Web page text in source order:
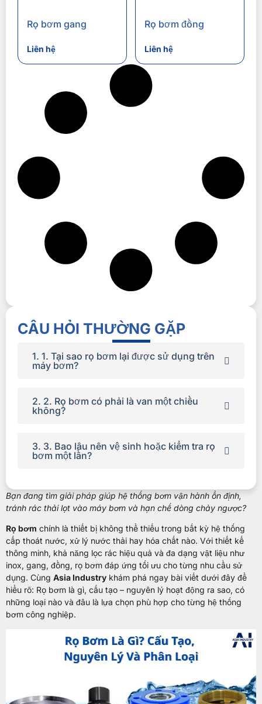
Rọ bơm gang
Liên hệ
Rọ bơm đồng
Liên hệ
CÂU HỎI THƯỜNG GẶP
1. 1. Tại sao rọ bơm lại được sử dụng trên
máy bơm?
Rọ bơm được lắp ở đầu hút của máy bơm
nhằm ngăn rác, cặn bẩn lọt vào bên trong
động.
Nhờ đó, máy bơm khởi động dễ hơn, tránh
định, bền bỉ hơn.
2. 2. Rọ bơm có phải là van một chiều
không?
Rọ bơm không hoàn toàn là van một chiều,
nhưng bên trong rọ bơm có tích hợp van
Van này cho phép nước chỉ chảy theo một
hướng vào máy bơm và tự động đóng lại khi
bơm dừng, ngăn dòng chảy ngược. Điểm
khác biệt là rọ bơm còn cólưới lọc rác,
trong khi van một chiều thông thường không
có chức năng lọc.
3. 3. Bao lâu nên vệ sinh hoặc kiểm tra rọ
bơm một lần?
Thời gian vệ sinh rọ bơm phụ thuộc vào
môi trường sử dụng, thông thường nên
Với hệ thống hút nước thải, ao hồ hoặc
nguồn nước nhiều cặn bẩn, cần vệ sinh
thường xuyên hơn để tránh tắc lưới lọc,
giảm lưu lượng hút và làm ảnh hưởng đến
hiệu suất máy bơm.
Bạn đang tìm giải pháp giúp hệ thống bơm vận hành ổn định,
tránh rác thải lọt vào máy bơm và hạn chế dòng chảy ngược?
Rọ bơm chính là thiết bị không thể thiếu trong bất kỳ hệ thống
cấp thoát nước, xử lý nước thải hay hóa chất nào. Với thiết kế
thông minh, khả năng lọc rác hiệu quả và đa dạng vật liệu như
inox, gang, đồng, rọ bơm đáp ứng tối ưu cho từng nhu cầu sử
dụng. Cùng Asia Industry khám phá ngay bài viết dưới đây để
hiểu rõ: Rọ bơm là gì, cấu tạo – nguyên lý hoạt động ra sao, có
những loại nào và đâu là lựa chọn phù hợp cho từng hệ thống
bơm công nghiệp.